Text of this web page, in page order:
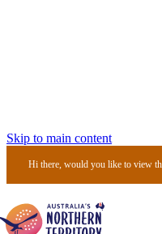
Skip to main content
Hi there, would you like to view